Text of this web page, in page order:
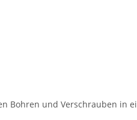
Bohren und Verschrauben in